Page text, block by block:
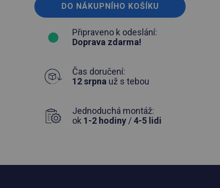
DO NÁKUPNÍHO KOŠÍKU
Připraveno k odeslání:
Doprava zdarma!
Čas doručení:
12 srpna už s tebou
Jednoduchá montáž:
ok 1-2 hodiny /4-5 lidi